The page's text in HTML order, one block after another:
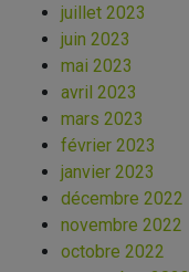
juillet 2023
juin 2023
mai 2023
avril 2023
mars 2023
février 2023
janvier 2023
décembre 2022
novembre 2022
octobre 2022